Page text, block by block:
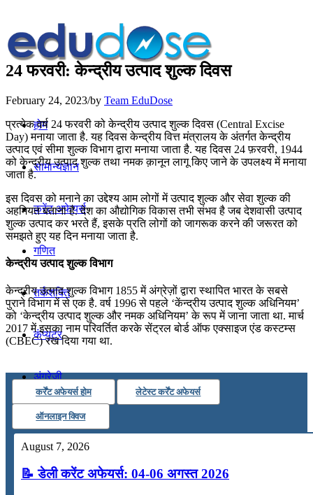
होम
सामान्यज्ञान
करेंट अफेयर्स
गणित
तर्कशक्ति
कंप्यूटर
अंग्रेजी
मॉक टेस्ट
24 फरवरी: केन्द्रीय उत्पाद शुल्क दिवस
February 24, 2023/by Team EduDose
प्रत्येक वर्ष 24 फरवरी को केन्द्रीय उत्पाद शुल्क दिवस (Central Excise
Day) मनाया जाता है. यह दिवस केन्द्रीय वित्त मंत्रालय के अंतर्गत केन्द्रीय
उत्पाद एवं सीमा शुल्क विभाग द्वारा मनाया जाता है. यह दिवस 24 फ़रवरी, 1944
को केन्द्रीय उत्पाद शुल्क तथा नमक क़ानून लागू किए जाने के उपलक्ष्य में मनाया
जाता है.
इस दिवस को मनाने का उद्देश्य आम लोगों में उत्पाद शुल्क और सेवा शुल्क की
अहमियत बताना है. देश का औद्योगिक विकास तभी संभव है जब देशवासी उत्पाद
शुल्क उत्पाद कर भरते हैं, इसके प्रति लोगों को जागरूक करने की जरूरत को
समझते हुए यह दिन मनाया जाता है.
केन्द्रीय उत्पाद शुल्क विभाग
केन्द्रीय उत्पाद शुल्क विभाग 1855 में अंग्रेज़ों द्वारा स्थापित भारत के सबसे
पुराने विभाग में से एक है. वर्ष 1996 से पहले ‘केंन्द्रीय उत्पाद शुल्क अधिनियम’
को ‘केन्द्रीय उत्पाद शुल्क और नमक अधिनियम’ के रूप में जाना जाता था. मार्च
2017 में इसका नाम परिवर्तित करके सेंट्रल बोर्ड ऑफ एक्साइज एंड कस्टम्स
(CBEC) रख दिया गया था.
कर्रेंट अफेयर्स होम लेटेस्ट कर्रेंट अफेयर्स
ऑनलाइन क्विज
August 7, 2026
📝 डेली करेंट अफेयर्स: 04-06 अगस्त 2026